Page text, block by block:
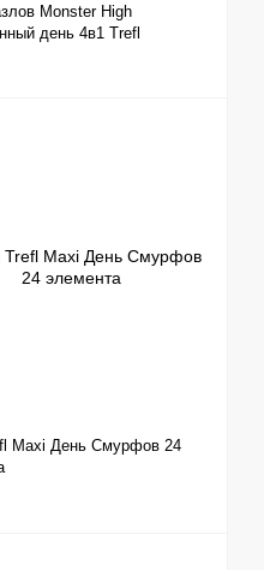
Monster High
день 4в1 Trefl
Махі День Смурфов 24